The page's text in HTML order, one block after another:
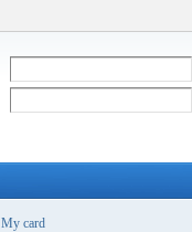
My card